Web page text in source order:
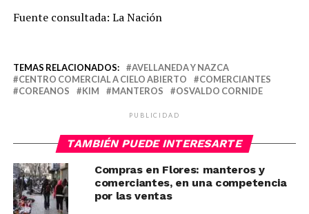
Fuente consultada: La Nación
TEMAS RELACIONADOS:
AVELLANEDA Y NAZCA
CENTRO COMERCIAL A CIELO ABIERTO
COMERCIANTES
COREANOS
KIM MANTEROS OSVALDO CORNIDE
PUBLICIDAD
TAMBIÉN PUEDE INTERESARTE
Compras en Flores: manteros y
comerciantes, en una competencia
por las ventas